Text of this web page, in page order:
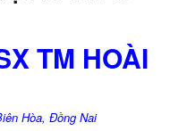
TM HOÀI
Hòa, Đồng Nai